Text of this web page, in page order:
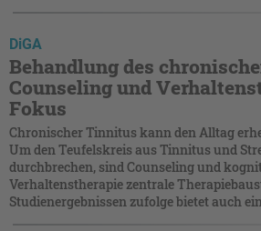
DiGA
Behandlung des
Counseling und
Fokus
Chronischer Tinnitus kann den Alltag
Um den Teufelskreis aus Tinnitus und
durchbrechen, sind Counseling und
Verhaltenstherapie zentrale
Studienergebnissen zufolge bietet auch